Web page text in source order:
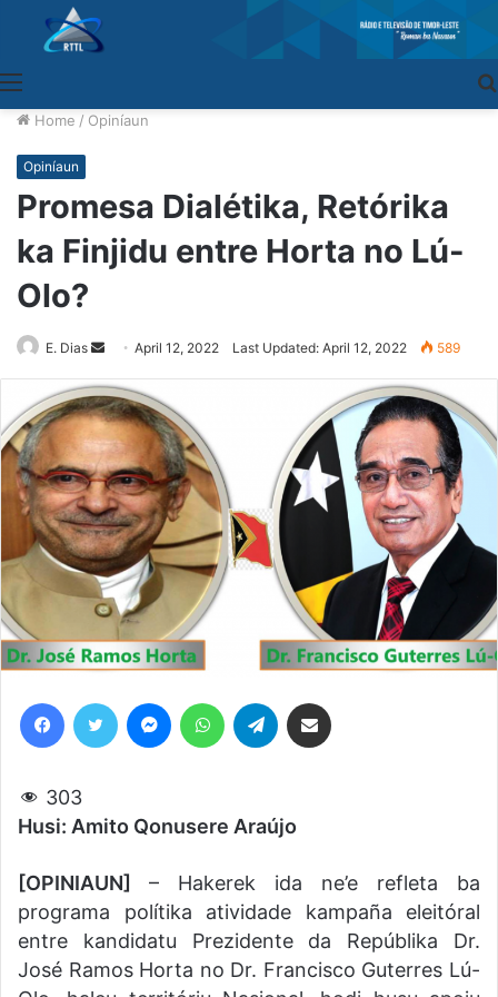
Home / Opiníaun
Opiníaun
Promesa Dialétika, Retórika
ka Finjidu entre Horta no Lú-
Olo?
E. Dias
Send
an
email
April 12, 2022 Last Updated: April 12, 2022 589
303
Husi: Amito Qonusere Araújo
[OPINIAUN] – Hakerek ida ne’e refleta ba
programa polítika atividade kampaña eleitóral
entre kandidatu Prezidente da Repúblika Dr.
José Ramos Horta no Dr. Francisco Guterres Lú-